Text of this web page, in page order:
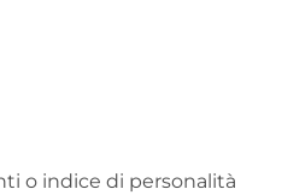
o indice di personalità